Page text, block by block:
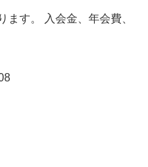
ます。 入会金、年会費、